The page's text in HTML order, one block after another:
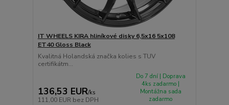
IT WHEELS KIRA hliníkové disky 6,5x16 5x108
ET40 Gloss Black
Kvalitná Holandská značka kolies s TUV
certifikátm...
136,53 EUR/ks
111,00 EUR bez DPH
Do 7 dní | Doprava
4ks zadarmo |
Montážna sada
zadarmo